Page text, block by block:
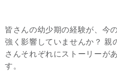
皆さんの幼少期の経験が、今
強く影響していませんか？ 親
さんそれぞれにストーリーが
す。